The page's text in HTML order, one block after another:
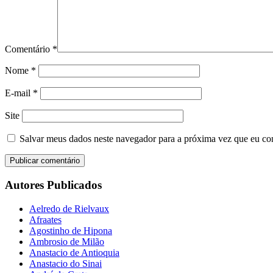
Comentário *
Nome *
E-mail *
Site
Salvar meus dados neste navegador para a próxima vez que eu
Autores Publicados
Aelredo de Rielvaux
Afraates
Agostinho de Hipona
Ambrosio de Milão
Anastacio de Antioquia
Anastacio do Sinai